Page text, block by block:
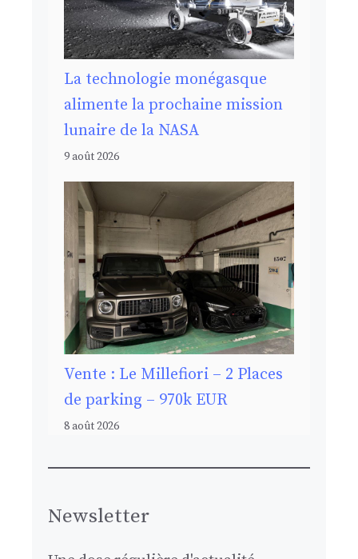
La technologie monégasque
alimente la prochaine mission
lunaire de la NASA
9 août 2026
Vente : Le Millefiori – 2 Places
de parking – 970k EUR
8 août 2026
Newsletter